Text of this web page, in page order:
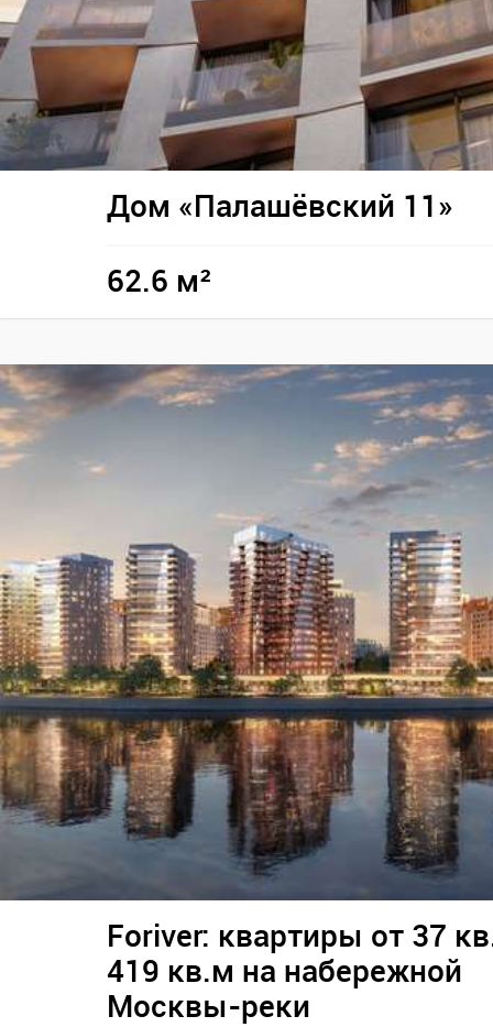
Дом «Палашёвский 11»
62.6 м²
Foriver: квартиры от 37
419 кв.м на набережной
Москвы-реки